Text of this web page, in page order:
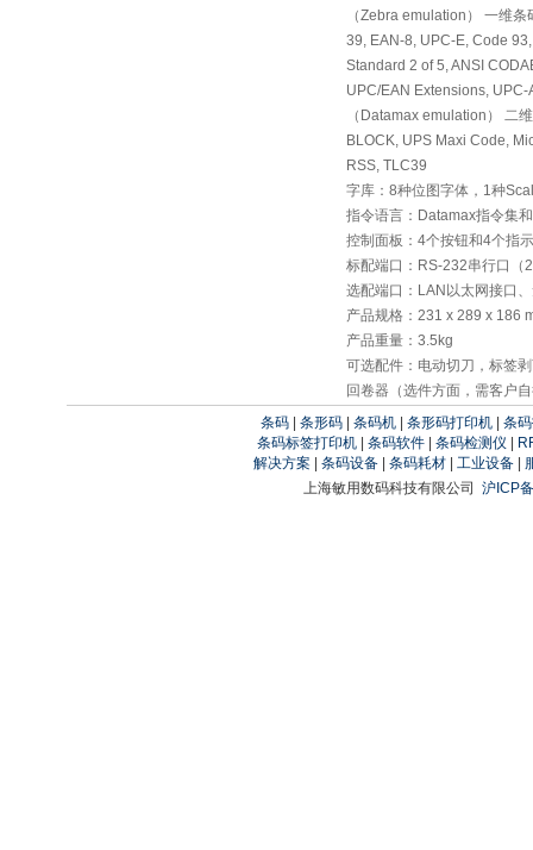
（Zebra emulation） 一维
39, EAN-8, UPC-E, Code
Standard 2 of 5, ANSI
UPC/EAN Extensions, UPC-
（Datamax emulation） 二
BLOCK, UPS Maxi Code,
RSS, TLC39
字库：8种位图字体，1种
指令语言：Datamax指令集
控制面板：4个按钮和4个指
标配端口：RS-232串行口（
选配端口：LAN以太网接口
产品规格：231 x 289 x 186
产品重量：3.5kg
可选配件：电动切刀，标签
回卷器（选件方面，需客户
条码
条形码 条码机 条形码打印机
条
条码标签打印机| 条码软件| 条码检测仪
解决方案
条码设备 条码耗材 工业设备
上海敏用数码科技有限公司 沪ICP